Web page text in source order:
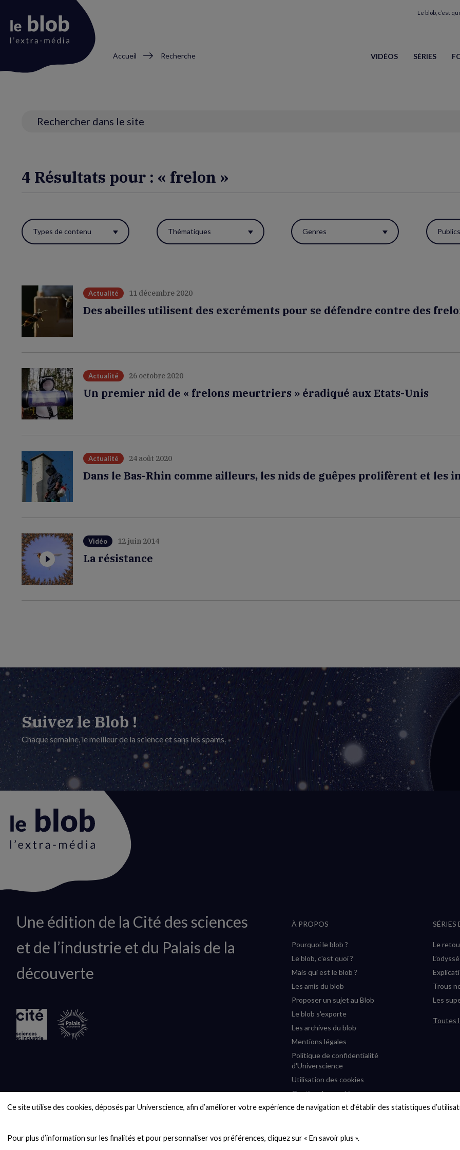
Ce site utilise des cookies, déposés par Universcience, afin d’améliorer votre expérience de navigation et d’établir des statistiques
Le blob, c’est
VIDÉOS SÉRIES
Fil
Accueil Recherche
4 Résultats pour : « frelon »
Utiliser
ces
réactualiser
page.
Types de contenu Thématiques Genres Publics
Actualité 11 décembre 2020
Des abeilles utilisent des excréments pour se défendre contre des
Actualité 26 octobre 2020
Un premier nid de « frelons meurtriers » éradiqué aux Etats-Unis
Actualité 24 août 2020
Dans le Bas-Rhin comme ailleurs, les nids de guêpes prolifèrent et les
Vidéo 12 juin 2014
La résistance
Suivez le Blob !
Chaque semaine, le meilleur de la science et sans les spams.
Animation
logo
Une édition de la Cité des sciences
et de l’industrie et du Palais de la
découverte
À PROPOS
Pourquoi le blob ?
Le blob, c'est quoi ?
Mais qui est le blob ?
Les amis du blob
Proposer un sujet au Blob
Le blob s'exporte
Les archives du blob
Mentions légales
Politique de confidentialité
d'Universcience
Utilisation des cookies
Gestion des cookies
Accessibilité : partiellement
SÉRIES
Le
Trous
Les
Toutes